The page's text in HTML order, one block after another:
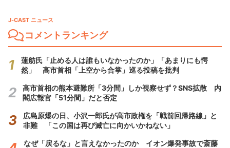
J-CAST ニュース
コメントランキング
蓮舫氏「止める人は誰もいなかったのか」「あまりにも愕
然」 高市首相「上空から合掌」巡る投稿を批判
高市首相の熊本避難所「3分間」しか視察せず？SNS拡散 内
閣広報官「51分間」だと否定
広島原爆の日、小沢一郎氏が高市政権を「戦前回帰路線」と
非難 「この国は再び滅亡に向かいかねない」
なぜ「戻るな」と言えなかったのか イオン爆発事故で斎藤